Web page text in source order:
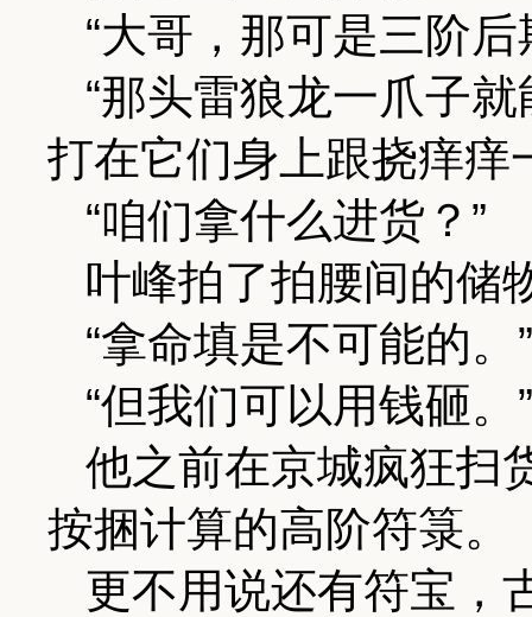
“大哥，那可是三阶后
“那头雷狼龙一爪子
打在它们身上跟挠痒痒
“咱们拿什么进货？”
叶峰拍了拍腰间的储
“拿命填是不可能的。”
“但我们可以用钱砸。”
他之前在京城疯狂扫
按捆计算的高阶符箓。
更不用说还有符宝，